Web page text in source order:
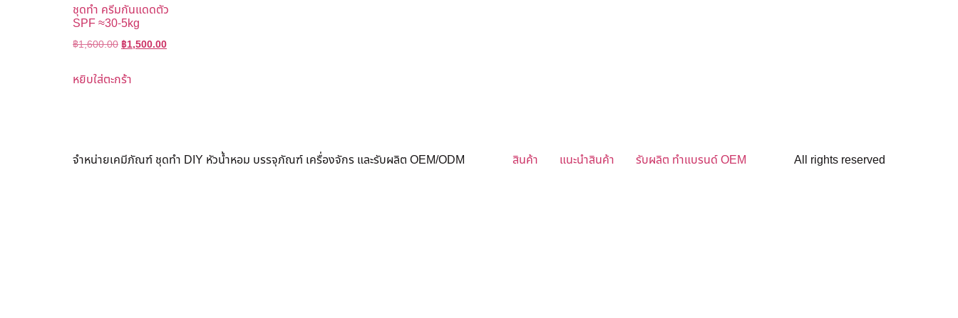
ชุดทำ ครีมกันแดดตัว
SPF ≈30-5kg
฿1,600.00 ฿1,500.00
หยิบใส่ตะกร้า
จำหน่ายเคมีภัณฑ์ ชุดทำ DIY หัวน้ำหอม บรรจุภัณฑ์ เครื่องจักร และรับผลิต OEM/ODM สินค้า แนะนำสินค้า รับผลิต ทำแบรนด์ OEM All rights reserved